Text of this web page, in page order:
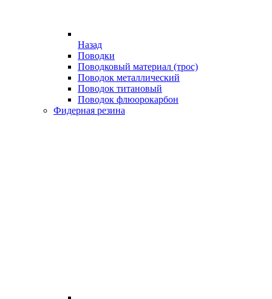
Назад
Поводки
Поводковый материал (трос)
Поводок металлический
Поводок титановый
Поводок флюорокарбон
Фидерная резина